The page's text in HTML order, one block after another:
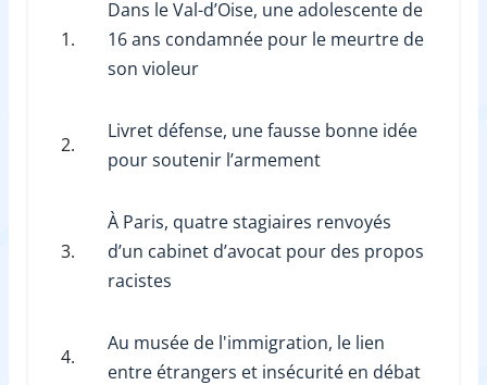
1.
Dans le Val-d’Oise, une adolescente de
16 ans condamnée pour le meurtre de
son violeur
2.
Livret défense, une fausse bonne idée
pour soutenir l’armement
3.
À Paris, quatre stagiaires renvoyés
d’un cabinet d’avocat pour des propos
racistes
4.
Au musée de l'immigration, le lien
entre étrangers et insécurité en débat